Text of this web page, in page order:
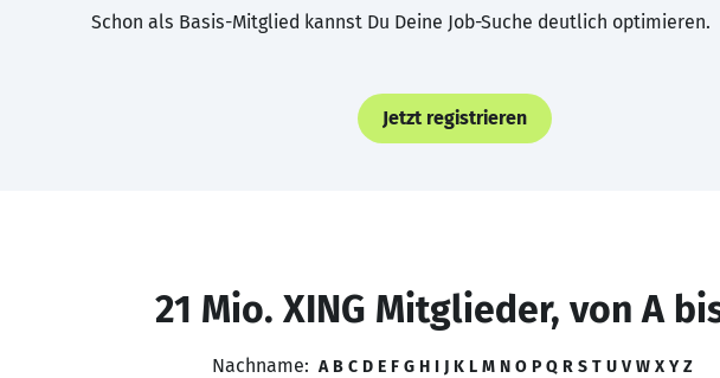
Schon als Basis-Mitglied kannst Du Deine Job-Suche deutlich optimieren.
Jetzt registrieren
21 Mio. XING Mitglieder, von A
Nachname: A B C D E F G H I J K L M N O P Q R S T U V W X Y Z